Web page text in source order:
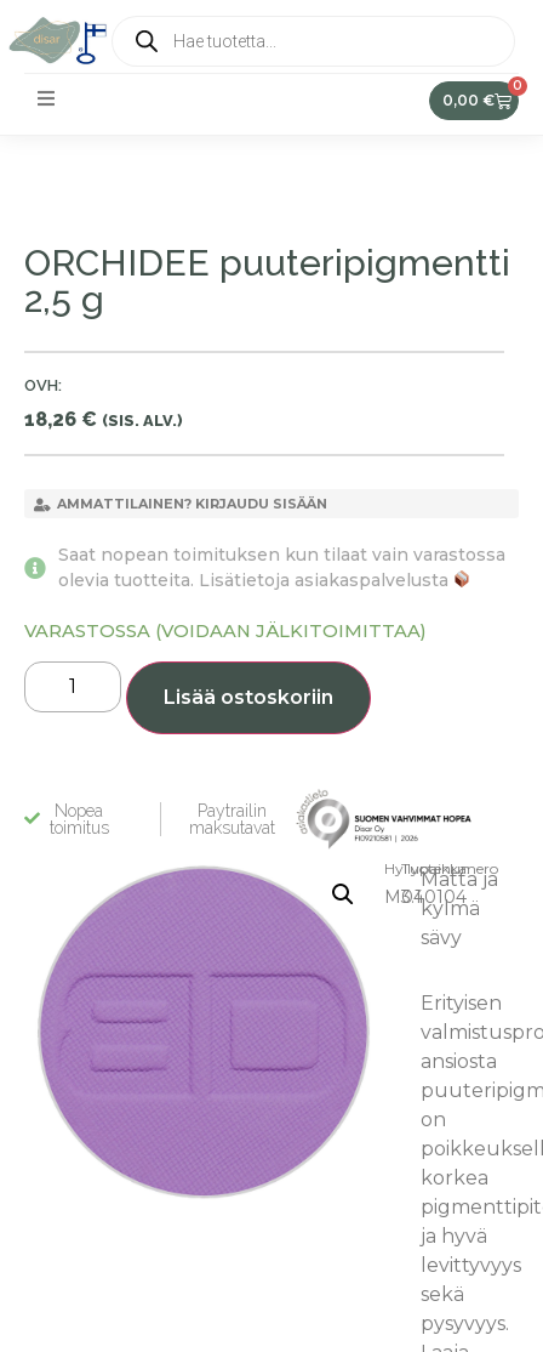
0,00 €
0
Hyllypaikka:
M3.1
Tuotenumero
040104
Matta ja
kylmä
sävy
Erityisen
ansiosta
on
korkea
ja hyvä
levittyvyys
sekä
pysyvyys.
ORCHIDEE puuteripigmentti
2,5 g
OVH:
18,26 € (SIS. ALV.)
AMMATTILAINEN? KIRJAUDU SISÄÄN
Saat nopean toimituksen kun tilaat vain varastossa
olevia tuotteita. Lisätietoja asiakaspalvelusta
VARASTOSSA (VOIDAAN JÄLKITOIMITTAA)
Lisää ostoskoriin
Nopea
toimitus
Paytrailin
maksutavat